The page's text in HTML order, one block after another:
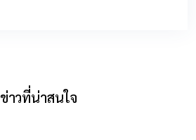
ข่าวที่น่าสนใจ